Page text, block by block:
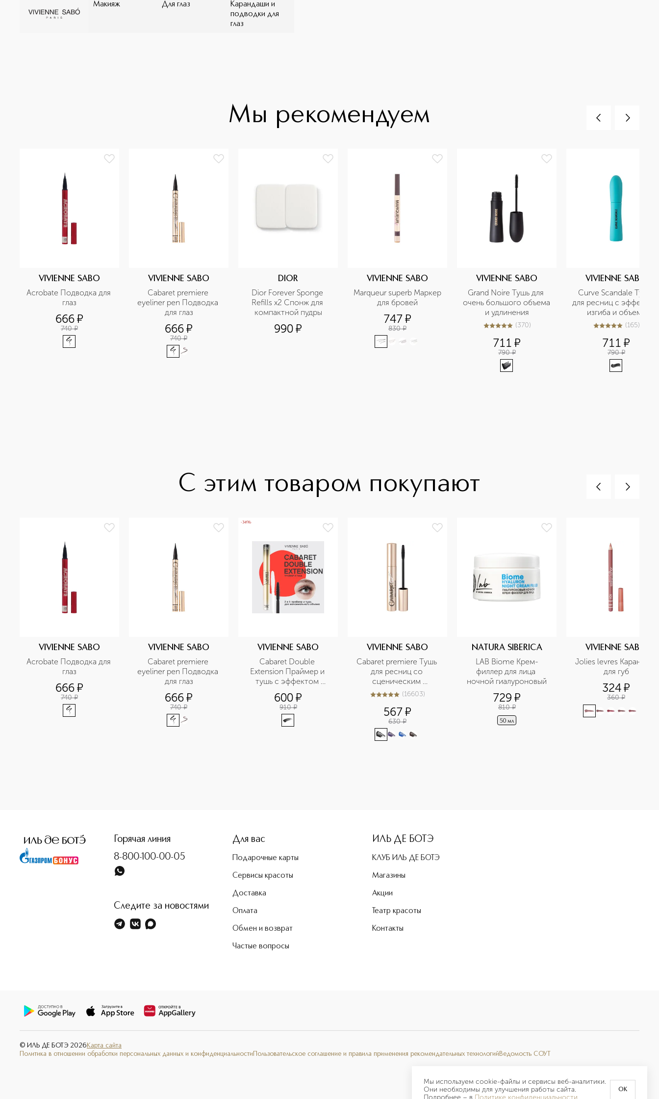
Мы используем cookie-файлы и сервисы веб-аналитики.
Они необходимы для улучшения работы сайта.
Подробнее – в Политике конфиденциальности
OK
Макияж Для глаз
Карандаши и
подводки для
глаз
Мы рекомендуем
VIVIENNE SABO
Acrobate Подводка для
глаз
666¤
740 ¤
VIVIENNE SABO
Cabaret premiere
eyeliner рen Подводка
для глаз
666¤
740 ¤
DIOR
Dior Forever Sponge
Refills x2 Спонж для
компактной пудры
990¤
VIVIENNE SABO
Marqueur superb Маркер
для бровей
747¤
830 ¤
VIVIENNE SABO
Grand Noire Тушь для
очень большого объема
и удлинения
4.9из5370 (370)
711 ¤
790 ¤
VIVIENNE SABO
Curve Scandale Тушь
для ресниц с эффектом
изгиба и объема
4.9из5165 (165)
711 ¤
790 ¤
С этим товаром покупают
VIVIENNE SABO
Acrobate Подводка для
глаз
666¤
740 ¤
VIVIENNE SABO
Cabaret premiere
eyeliner рen Подводка
для глаз
666¤
740 ¤
-34%
VIVIENNE SABO
Cabaret Double
Extension Праймер и
тушь с эффектом
наращенных ресниц
600¤
910 ¤
VIVIENNE SABO
Cabaret premiere Тушь
для ресниц со
сценическим
эффектом
5из 516603 (16603)
567¤
630 ¤
NATURA SIBERICA
LAB Biome Крем-
филлер для лица
ночной гиалуроновый
729 ¤
810 ¤
50 мл
VIVIENNE SABO
Jolies levres Карандаш
для губ
324¤
360 ¤
Горячая линия
8-800-100-00-05
Следите за новостями
Для вас
Подарочные карты
Сервисы красоты
Доставка
Оплата
Обмен и возврат
Частые вопросы
ИЛЬ ДЕ БОТЭ
КЛУБ ИЛЬ ДЕ БОТЭ
Магазины
Акции
Театр красоты
Контакты
© ИЛЬ ДЕ БОТЭ 2026 Карта сайта
Политика в отношении обработки персональных данных и конфиденциальности Пользовательское соглашение и правила применения рекомендательных технологий Ведомость СОУТ